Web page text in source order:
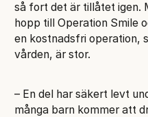
så fort det är tillåtet igen.
hopp till Operation Smile
en kostnadsfri operation,
vården, är stor.
– En del har säkert levt
många barn kommer att